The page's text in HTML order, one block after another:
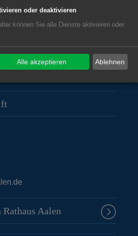
Aalen
oder deaktivieren
können Sie alle Dienste aktivieren oder
Ablehnen
Alle akzeptieren